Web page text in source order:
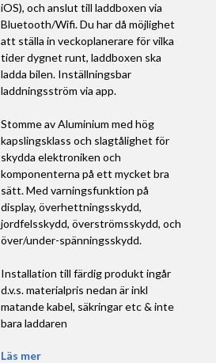
iOS), och anslut till laddboxen via
Bluetooth/Wifi. Du har då möjlighet
att ställa in veckoplanerare för vilka
tider dygnet runt, laddboxen ska
ladda bilen. Inställningsbar
laddningsström via app.
Stomme av Aluminium med hög
kapslingsklass och slagtålighet för
skydda elektroniken och
komponenterna på ett mycket bra
sätt. Med varningsfunktion på
display, överhettningsskydd,
jordfelsskydd, överströmsskydd, och
över/under-spänningsskydd.
Installation till färdig produkt ingår
d.v.s. materialpris nedan är inkl
matande kabel, säkringar etc & inte
bara laddaren
Läs mer